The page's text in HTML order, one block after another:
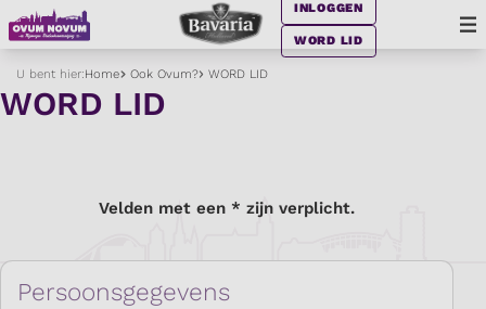
INLOGGEN
WORD LID
U bent hier:Home Ook Ovum? WORD LID
WORD LID
Velden met een * zijn verplicht.
Persoonsgegevens